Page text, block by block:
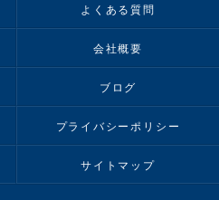
よくある質問
会社概要
ブログ
プライバシーポリシー
サイトマップ